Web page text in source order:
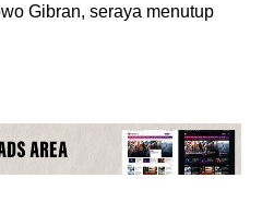
Gibran, seraya menutup